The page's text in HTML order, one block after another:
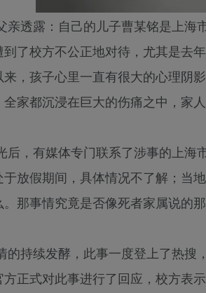
露：自己的儿子曹某铭是上海
了校方不公正地对待，尤其是去
，孩子心里一直有很大的心理阴
家都沉浸在巨大的伤痛之中，家
有媒体专门联系了涉事的上海
于放假期间，具体情况不了解；当
那事情究竟是否像死者家属说的
续发酵，此事一度登上了热搜
正式对此事进行了回应，校方表